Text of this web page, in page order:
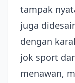
tampak
juga
dengan
jok sport
menawan,